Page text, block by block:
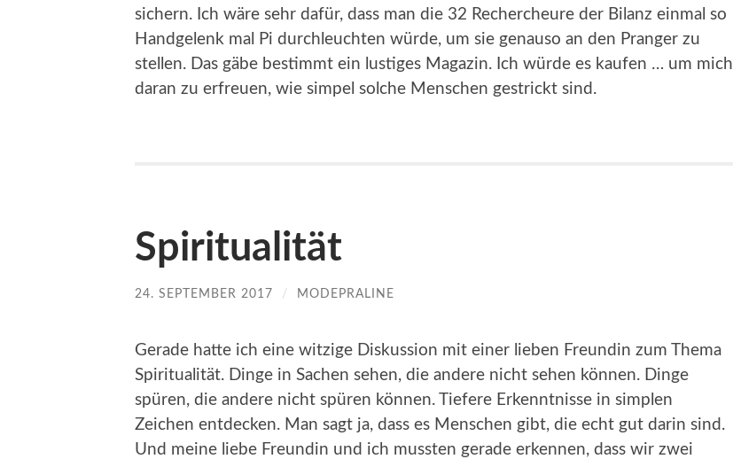
sichern. Ich wäre sehr dafür, dass man die 32 Rechercheure der Bilanz einmal so
Handgelenk mal Pi durchleuchten würde, um sie genauso an den Pranger zu
stellen. Das gäbe bestimmt ein lustiges Magazin. Ich würde es kaufen … um mich
daran zu erfreuen, wie simpel solche Menschen gestrickt sind.
Spiritualität
24. SEPTEMBER 2017 / MODEPRALINE
Gerade hatte ich eine witzige Diskussion mit einer lieben Freundin zum Thema
Spiritualität. Dinge in Sachen sehen, die andere nicht sehen können. Dinge
spüren, die andere nicht spüren können. Tiefere Erkenntnisse in simplen
Zeichen entdecken. Man sagt ja, dass es Menschen gibt, die echt gut darin sind.
Und meine liebe Freundin und ich mussten gerade erkennen, dass wir zwei